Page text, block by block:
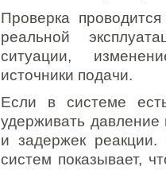
Проверка
реальной
ситуации,
источники подачи.
Если в системе
удерживать давление
и задержек реакции.
систем показывает,